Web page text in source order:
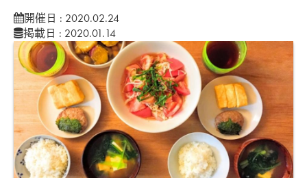
開催日 : 2020.02.24
掲載日 : 2020.01.14